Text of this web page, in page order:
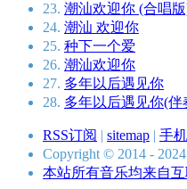
23. 潮汕欢迎你 (合唱
24. 潮汕 欢迎你
25. 种下一个爱
26. 潮汕欢迎你
27. 多年以后遇见你
28. 多年以后遇见你(伴
RSS订阅 | sitemap | 手
Copyright © 2014 -
本站所有音乐均来自